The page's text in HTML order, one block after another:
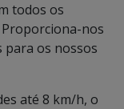
todos os
nos
para os nossos
até 8 km/h, o